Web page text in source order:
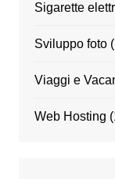
Sigarette
Sviluppo foto
Viaggi e
Web Hosting